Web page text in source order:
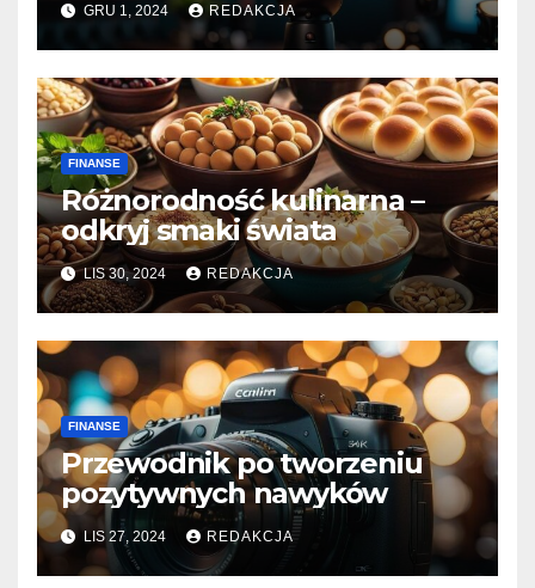
GRU 1, 2024 REDAKCJA
FINANSE
Różnorodność kulinarna –
odkryj smaki świata
LIS 30, 2024 REDAKCJA
FINANSE
Przewodnik po tworzeniu
pozytywnych nawyków
LIS 27, 2024 REDAKCJA